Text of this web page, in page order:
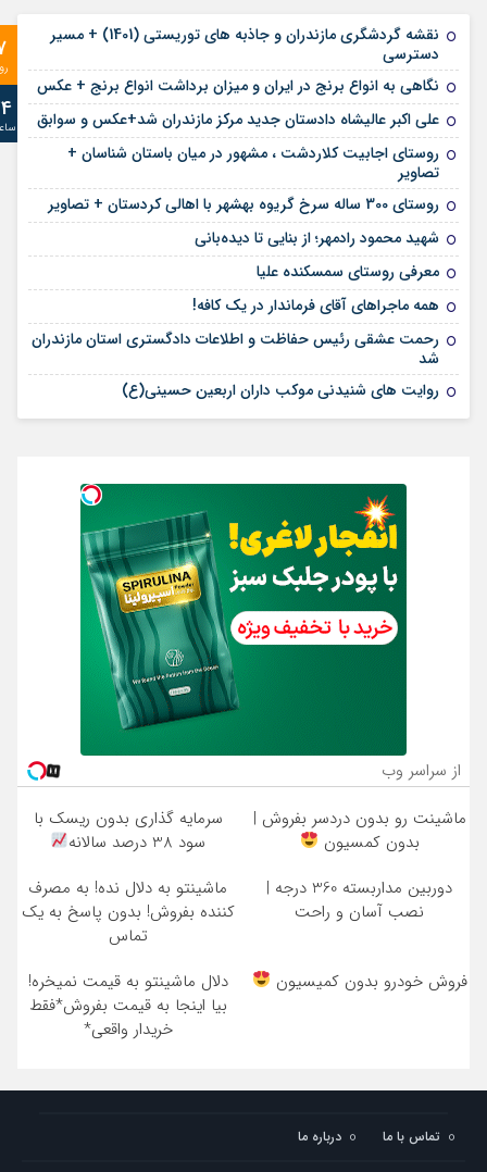
نقشه گردشگری مازندران و جاذبه های توریستی (1401) + مسیر
دسترسی
نگاهی به انواع برنج در ایران و میزان برداشت انواع برنج + عکس
علی‌ اکبر عالیشاه دادستان جدید مرکز مازندران شد+عکس و سوابق
روستای اجابیت کلاردشت ، مشهور در میان باستان شناسان +
تصاویر
روستای 300 ساله سرخ ‌گریوه بهشهر با اهالی کردستان + تصاویر
شهید محمود رادمهر؛ از بنایی تا دیده‌بانی
معرفی روستای سمسکنده علیا
همه ماجراهای آقای فرماندار در یک کافه!
رحمت عشقی رئیس حفاظت و اطلاعات دادگستری استان مازندران
شد
روایت های شنیدنی موکب داران اربعین حسینی(ع)
از سراسر وب
ماشینت رو بدون دردسر بفروش |
بدون کمسیون
سرمایه گذاری بدون ریسک با
سود 38 درصد سالانه
دوربین مداربسته 360 درجه |
نصب آسان و راحت
ماشینتو به دلال نده! به مصرف
کننده بفروش! بدون پاسخ به یک
تماس
فروش خودرو بدون کمیسیون
دلال ماشینتو به قیمت نمیخره!
بیا اینجا به قیمت بفروش*فقط
خریدار واقعی*
تماس با ما درباره ما